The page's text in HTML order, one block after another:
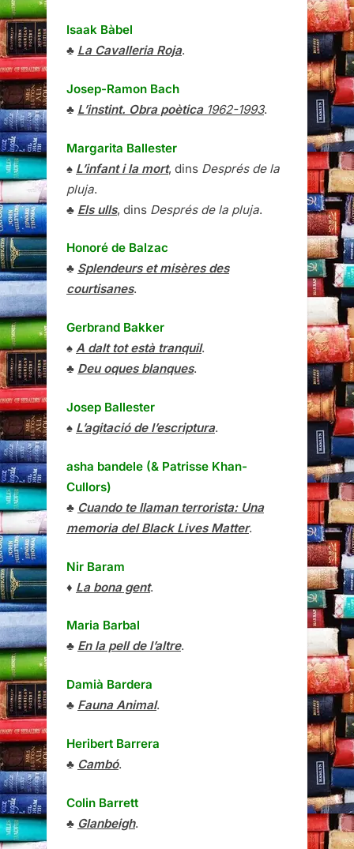
Isaak Bàbel
♣ La Cavalleria Roja.
Josep-Ramon Bach
♣ L’instint. Obra poètica1962-1993.
Margarita Ballester
♠ L’infant i la mort, dins Després de la
pluja.
♣ Els ulls, dins Després de la pluja.
Honoré de Balzac
♣ Splendeurs et misères des
courtisanes.
Gerbrand Bakker
♠ A dalt tot està tranquil.
♣ Deu oques blanques.
Josep Ballester
♠ L’agitació de l’escriptura.
asha bandele (& Patrisse Khan-
Cullors)
♣ Cuando te llaman terrorista: Una
memoria del Black Lives Matter.
Nir Baram
♦ La bona gent.
Maria Barbal
♣ En la pell de l’altre.
Damià Bardera
♣ Fauna Animal.
Heribert Barrera
♣ Cambó.
Colin Barrett
♣ Glanbeigh.